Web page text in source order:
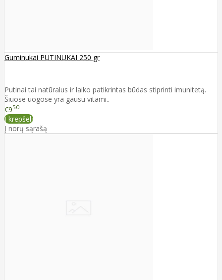
Guminukai PUTINUKAI 250 gr
Putinai tai natūralus ir laiko patikrintas būdas stiprinti imunitetą.
Šiuose uogose yra gausu vitami..
€950
Į krepšelį
Į norų sąrašą